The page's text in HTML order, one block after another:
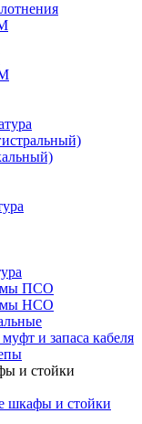
ПСО
НСО
и запаса кабеля
и стойки
шкафы и стойки